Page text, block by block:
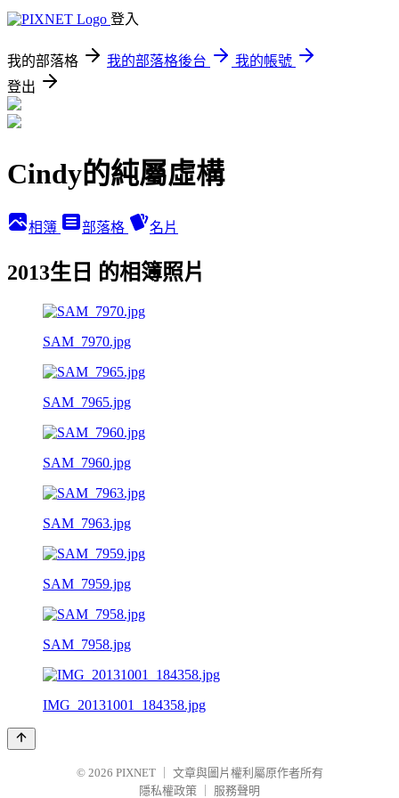
登入
我的部落格 我的部落格後台
我的帳號
登出
Cindy的純屬虛構
相簿 部落格 名片
2013生日 的相簿照片
SAM_7970.jpg
SAM_7965.jpg
SAM_7960.jpg
SAM_7963.jpg
SAM_7959.jpg
SAM_7958.jpg
IMG_20131001_184358.jpg
© 2026 PIXNET
文章與圖片權利屬原作者所有
隱私權政策
服務聲明